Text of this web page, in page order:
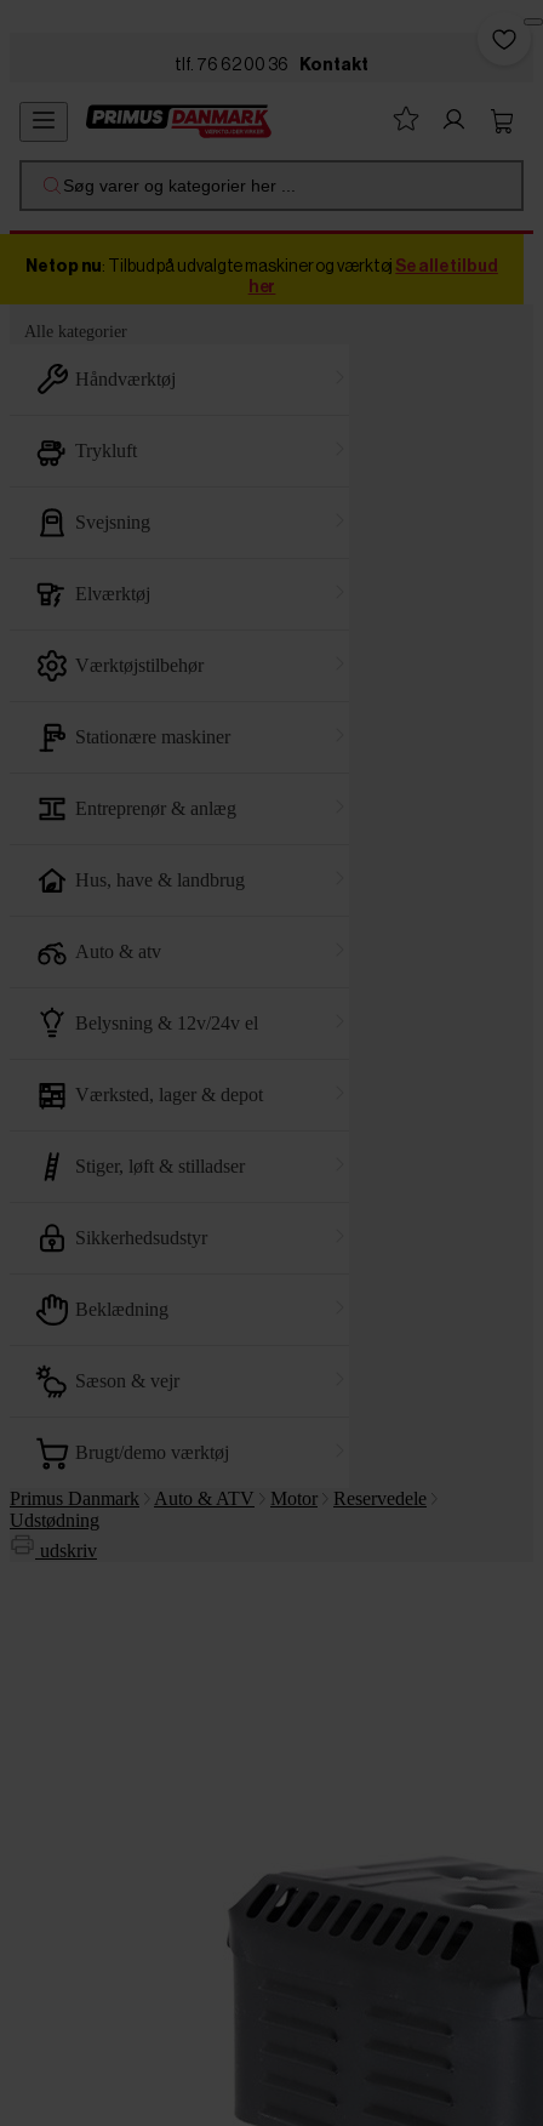
tlf. 76 62 00 36 Kontakt
Søg varer og kategorier her ...
Netop nu: Tilbud på udvalgte maskiner og værktøj Se alle tilbud
her
Alle kategorier
håndværktøj
trykluft
svejsning
elværktøj
værktøjstilbehør
stationære maskiner
entreprenør & anlæg
hus, have & landbrug
auto & atv
belysning & 12v/24v el
værksted, lager & depot
stiger, løft & stilladser
sikkerhedsudstyr
beklædning
sæson & vejr
brugt/demo værktøj
Primus Danmark Auto & ATV Motor
Reservedele
Udstødning
udskriv